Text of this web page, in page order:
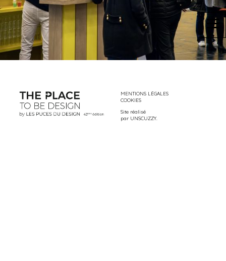
MENTIONS LÉGALES
COOKIES
Site réalisé
par UNSCUZZY